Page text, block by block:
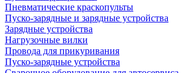
Пневматические краскопульты
Пуско-зарядные и зарядные устройства
Зарядные устройства
Нагрузочные вилки
Провода для прикуривания
Пуско-зарядные устройства